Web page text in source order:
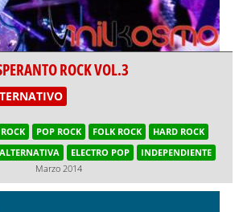
ROCK VOL.3
ROCK POP ROCK FOLK ROCK
HARD ROCK
ELECTRO POP
INDEPENDIENTE
Marzo 2014